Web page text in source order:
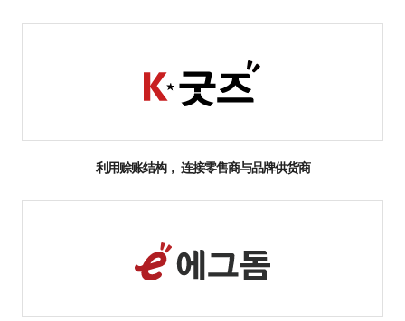
利用赊账结构， 连接零售商与品牌供货商